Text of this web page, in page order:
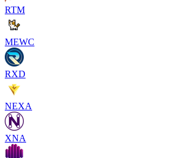
RTM
MEWC
RXD
NEXA
XNA